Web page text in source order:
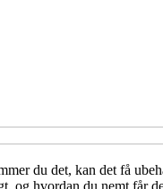
du det, kan det få
og hvordan du nemt får